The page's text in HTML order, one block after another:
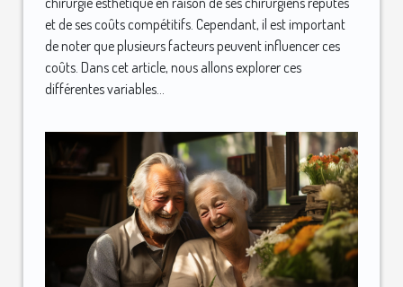
et de ses coûts compétitifs. Cependant, il est important
de noter que plusieurs facteurs peuvent influencer ces
coûts. Dans cet article, nous allons explorer ces
différentes variables...